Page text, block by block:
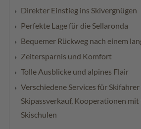
Direkter Einstieg ins Skivergnügen
Perfekte Lage für die Sellaronda
Bequemer Rückweg nach einem
Zeitersparnis und Komfort
Tolle Ausblicke und alpines Flair
Verschiedene Services für Skifahrer
Skipassverkauf, Kooperationen mit
Skischulen